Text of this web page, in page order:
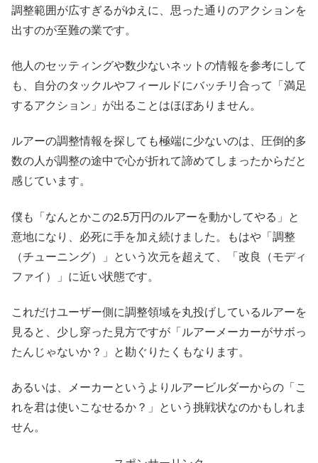
調整範囲が広すぎるがゆえに、思った通りのアクションを
出すのが至難の業です。
他人のセッティングや数少ないネットの情報を参考にして
も、自分のタックルやフィールドにバッチリ合って「満足
するアクション」が出ることはほぼありません。
ルアーの調整情報を探しても極端に少ないのは、圧倒的多
数の人が調整の途中で心が折れて諦めてしまったからだと
感じています。
僕も「なんとかこの2.5万円のルアーを動かしてやる」と
意地になり、必死に手を加え続けました。もはや「調整
（チューニング）」という次元を超えて、「改良（モディ
ファイ）」に近い状態です。
これだけユーザー側に調整領域を丸投げしているルアーを
見ると、少し穿った見方ですが「ルアーメーカーがサボっ
たんじゃないか？」と勘ぐりたくもなります。
あるいは、メーカーというよりルアービルダーからの「こ
れを君は使いこなせるか？」という挑戦状なのかもしれま
せん。